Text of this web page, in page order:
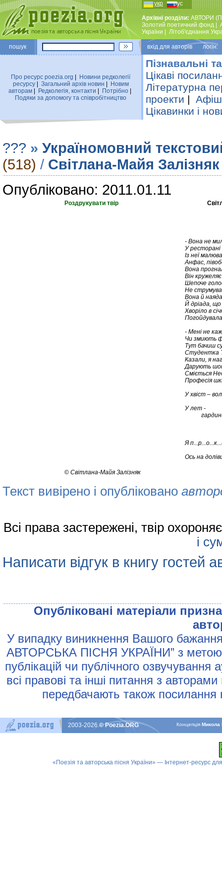
укр рус
Архівні розділи: АВТОРИ
Золотий поетичний фонд
України
Лiтоб'єднання
пошук вхiд для авторiв логін:
Про ресурс poezia.org
Новини редколегiї
ресурсу| Загальний архiв новин
Новим
авторам
Редколегiя, контакти Потрiбно
Подяки за допомогу та співробітництво
Пізнавальні
Цікаві
Літературна
проекти |
Цікавинки і
??? » Україномовний
(518) / Свiтлана-Майя Залiзняк
Опубліковано: 2011.01.11
Роздрукувати твір
- Вона не
У
Із неї
Анфас,
Вона
Він
Шепоче
Не
Вона й
Й дріада, що
Хворіло в
Погойдувала
- Мені не
Чи змиють
Тут бачиш
Студентка
Казали, я
Дарують
Сміється
Професія
У хвіст –
У лет -
Я
Ось на
© Свiтлана-Майя Залiзняк
Текст вивірено і опубліковано
Всі права застережені, твір
і
Написати відгук в книгу гостей
Опублiкованi матерiали
У випадку виникнення Вашого
АВТОРСЬКА ПIСНЯ УКРАЇНИ” з метою
публiкацiй чи публiчного
всi правовi та iншi питання з
передбачають також
КонцепцiяМикола
2003-2026© Poezia.ORG
«Поезія та авторська пісня України» — Інтернет-ресурс